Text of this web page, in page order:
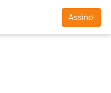
Assine!